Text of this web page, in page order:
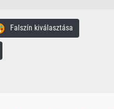
Falszín kiválasztása